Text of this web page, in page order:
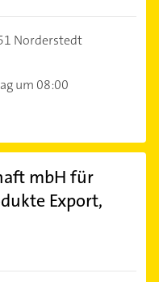
Norderstedt
um 08:00
mbH für
Export,